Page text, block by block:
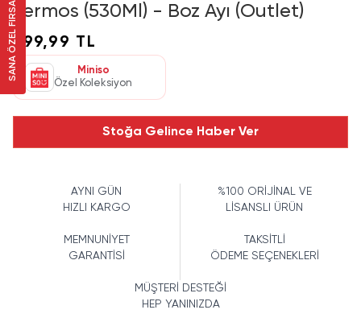
SANA ÖZEL FIRSATTermos (530Ml) - Boz Ayı (Outlet)
599,99 TL
Miniso
Özel Koleksiyon
Stoğa Gelince Haber Ver
AYNI GÜN
HIZLI KARGO
%100 ORİJİNAL VE
LİSANSLI ÜRÜN
MEMNUNİYET
GARANTİSİ
TAKSİTLİ
ÖDEME SEÇENEKLERİ
MÜŞTERİ DESTEĞİ
HEP YANINIZDA